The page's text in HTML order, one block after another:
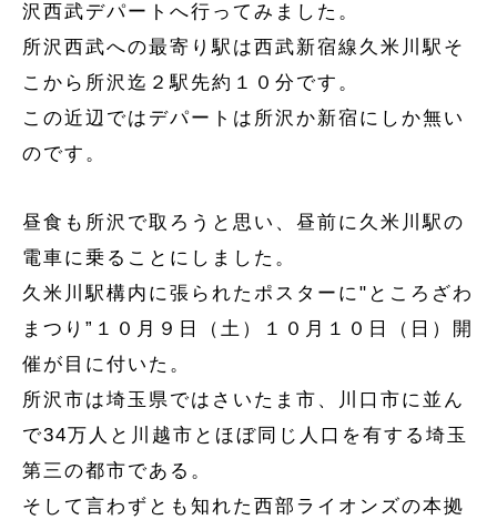
沢西武デパートへ行ってみました。
所沢西武への最寄り駅は西武新宿線久米川駅そ
こから所沢迄２駅先約１０分です。
この近辺ではデパートは所沢か新宿にしか無い
のです。
昼食も所沢で取ろうと思い、昼前に久米川駅の
電車に乗ることにしました。
久米川駅構内に張られたポスターに"ところざわ
まつり”１０月９日（土）１０月１０日（日）開
催が目に付いた。
所沢市は埼玉県ではさいたま市、川口市に並ん
で34万人と川越市とほぼ同じ人口を有する埼玉
第三の都市である。
そして言わずとも知れた西部ライオンズの本拠